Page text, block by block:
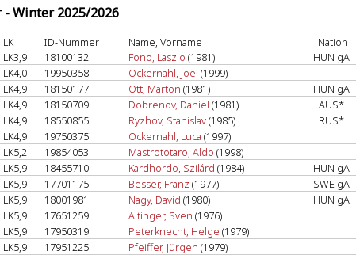
- Winter 2025/2026
LK ID-Nummer Name, Vorname Nation
LK3,9 18100132 Fono, Laszlo (1981) HUN gA
LK4,0 19950358 Ockernahl, Joel (1999)
LK4,9 18150177 Ott, Marton (1981) HUN gA
LK4,9 18150709 Dobrenov, Daniel (1981) AUS*
LK4,9 18550855 Ryzhov, Stanislav(1985) RUS*
LK4,9 19750375 Ockernahl, Luca (1997)
LK5,2 19854053 Mastrototaro, Aldo (1998)
LK5,9 18455710 Kardhordo, Szilárd (1984) HUN gA
LK5,9 17701175 Besser, Franz (1977) SWE gA
LK5,9 18001981 Nagy, David (1980) HUN gA
LK5,9 17651259 Altinger, Sven (1976)
LK5,9 17950319 Peterknecht, Helge (1979)
LK5,9 17951225 Pfeiffer, Jürgen (1979)